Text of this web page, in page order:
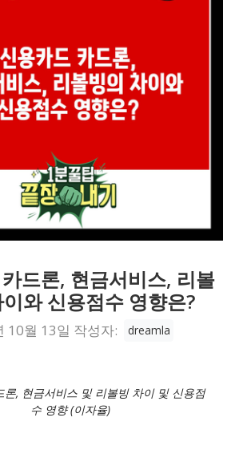
드론, 현금서비스, 리볼
와 신용점수 영향은?
10월 13일 작성자: dreamla
론, 현금서비스 및 리볼빙 차이 및 신용점
수 영향 (이자율)